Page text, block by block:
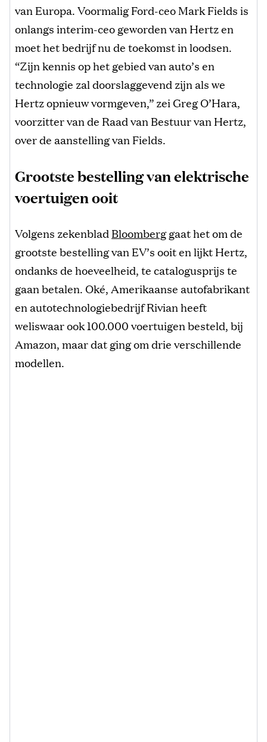
van Europa. Voormalig Ford-ceo Mark Fields is
onlangs interim-ceo geworden van Hertz en
moet het bedrijf nu de toekomst in loodsen.
“Zijn kennis op het gebied van auto’s en
technologie zal doorslaggevend zijn als we
Hertz opnieuw vormgeven,” zei Greg O’Hara,
voorzitter van de Raad van Bestuur van Hertz,
over de aanstelling van Fields.
Grootste bestelling van elektrische
voertuigen ooit
Volgens zekenbladBloomberggaat het om de
grootste bestelling van EV’s ooit en lijkt Hertz,
ondanks de hoeveelheid, te catalogusprijs te
gaan betalen. Oké, Amerikaanse autofabrikant
en autotechnologiebedrijf Rivian heeft
weliswaar ook 100.000 voertuigen besteld, bij
Amazon, maar dat ging om drie verschillende
modellen.